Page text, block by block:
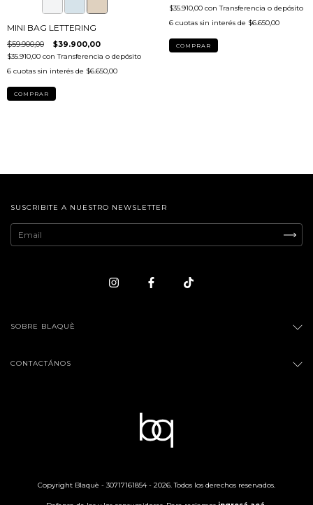
MINI BAG LETTERING
$59.900,00 $39.900,00
$35.910,00 con Transferencia o depósito
6 cuotas sin interés de $6.650,00
COMPRAR
$35.910,00 con Transferencia o depósito
6 cuotas sin interés de $6.650,00
COMPRAR
SUSCRIBITE A NUESTRO NEWSLETTER
SOBRE BLAQUÈ
CONTACTÁNOS
Copyright Blaquè - 30717161854 - 2026. Todos los derechos reservados.